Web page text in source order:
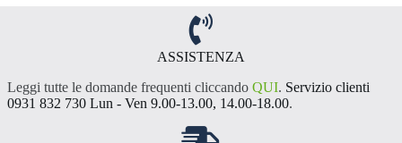
ASSISTENZA
Leggi tutte le domande frequenti cliccando QUI. Servizio clienti
0931 832 730 Lun - Ven 9.00-13.00, 14.00-18.00.